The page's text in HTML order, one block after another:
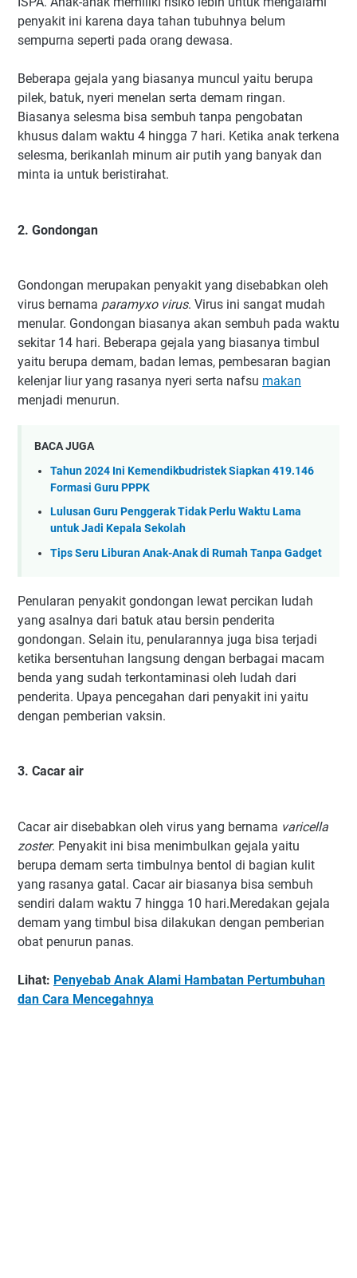
penyakit ini karena daya tahan tubuhnya belum
sempurna seperti pada orang dewasa.
Beberapa gejala yang biasanya muncul yaitu berupa
pilek, batuk, nyeri menelan serta demam ringan.
Biasanya selesma bisa sembuh tanpa pengobatan
khusus dalam waktu 4 hingga 7 hari. Ketika anak terkena
selesma, berikanlah minum air putih yang banyak dan
minta ia untuk beristirahat.
2. Gondongan
Gondongan merupakan penyakit yang disebabkan oleh
virus bernama paramyxo virus. Virus ini sangat mudah
menular. Gondongan biasanya akan sembuh pada waktu
sekitar 14 hari. Beberapa gejala yang biasanya timbul
yaitu berupa demam, badan lemas, pembesaran bagian
kelenjar liur yang rasanya nyeri serta nafsu makan
menjadi menurun.
BACA JUGA
Tahun 2024 Ini Kemendikbudristek Siapkan 419.146
Formasi Guru PPPK
Lulusan Guru Penggerak Tidak Perlu Waktu Lama
untuk Jadi Kepala Sekolah
Tips Seru Liburan Anak-Anak di Rumah Tanpa Gadget
Penularan penyakit gondongan lewat percikan ludah
yang asalnya dari batuk atau bersin penderita
gondongan. Selain itu, penularannya juga bisa terjadi
ketika bersentuhan langsung dengan berbagai macam
benda yang sudah terkontaminasi oleh ludah dari
penderita. Upaya pencegahan dari penyakit ini yaitu
dengan pemberian vaksin.
3. Cacar air
Cacar air disebabkan oleh virus yang bernama varicella
zoster. Penyakit ini bisa menimbulkan gejala yaitu
berupa demam serta timbulnya bentol di bagian kulit
yang rasanya gatal. Cacar air biasanya bisa sembuh
sendiri dalam waktu 7 hingga 10 hari.Meredakan gejala
demam yang timbul bisa dilakukan dengan pemberian
obat penurun panas.
Lihat: Penyebab Anak Alami Hambatan Pertumbuhan
dan Cara Mencegahnya